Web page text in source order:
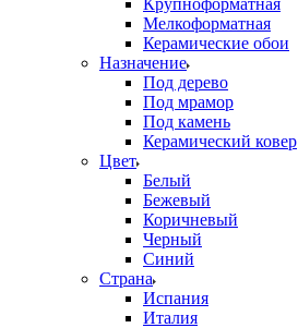
Крупноформатная
Мелкоформатная
Керамические обои
Назначение
Под дерево
Под мрамор
Под камень
Керамический ковер
Цвет
Белый
Бежевый
Коричневый
Черный
Синий
Страна
Испания
Италия